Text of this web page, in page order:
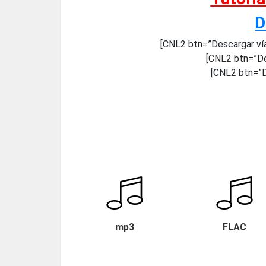
[CNL2 btn=”Descargar
[CNL2
[CNL2
mp3 FLAC